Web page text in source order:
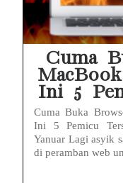
Cuma
Ini 5
Cuma Buka
Ini 5 Pemicu
Yanuar Lagi asyik
di peramban web